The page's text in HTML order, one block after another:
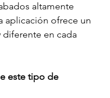
altamente
aplicación ofrece un
diferente en cada
este tipo de